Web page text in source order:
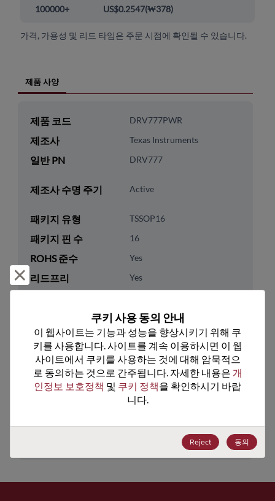
100000+ US$0.2547(₩378)
가격, 가용성 및 리드 타임은 주문 시점에 확인될 수 있습니다.
제품 사양
제품 코드 DRV777PWR
제조사 Texas Instruments
일반 PN DRV777
제조사 수명 주기 Active
패키지 유형 TSSOP16
패키지 핀 수 16
ROHS 준수 Yes
리드프리 Yes
2000
기술 카테고리 Analog & Mixed Signal
기술 하위 카테고리 Special Analog Function
기술 그룹 Motor Control/Drvrs
거부 및 닫기
쿠키 사용 동의 안내
이 웹사이트는 기능과 성능을 향상시키기 위해 쿠
키를 사용합니다. 사이트를 계속 이용하시면 이 웹
사이트에서 쿠키를 사용하는 것에 대해 암묵적으
로 동의하는 것으로 간주됩니다. 자세한 내용은 개
인정보 보호정책 및 쿠키 정책을 확인하시기 바랍
니다.
Reject 동의